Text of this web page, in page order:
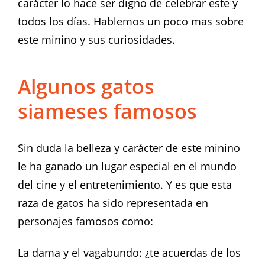
carácter lo hace ser digno de celebrar este y
todos los días. Hablemos un poco mas sobre
este minino y sus curiosidades.
Algunos gatos
siameses famosos
Sin duda la belleza y carácter de este minino
le ha ganado un lugar especial en el mundo
del cine y el entretenimiento. Y es que esta
raza de gatos ha sido representada en
personajes famosos como:
La dama y el vagabundo: ¿te acuerdas de los